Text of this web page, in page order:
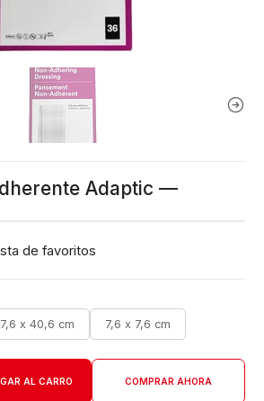
Adaptic —
de favoritos
7,6 x 40,6 cm 7,6 x 7,6 cm
AL CARRO COMPRAR AHORA